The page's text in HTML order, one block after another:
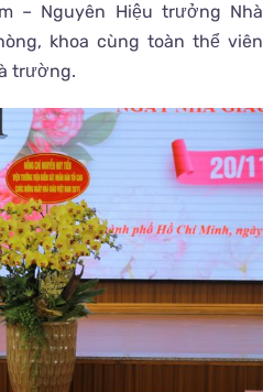
– Nguyên Hiệu trưởng Nhà
khoa cùng toàn thể viên
trường.